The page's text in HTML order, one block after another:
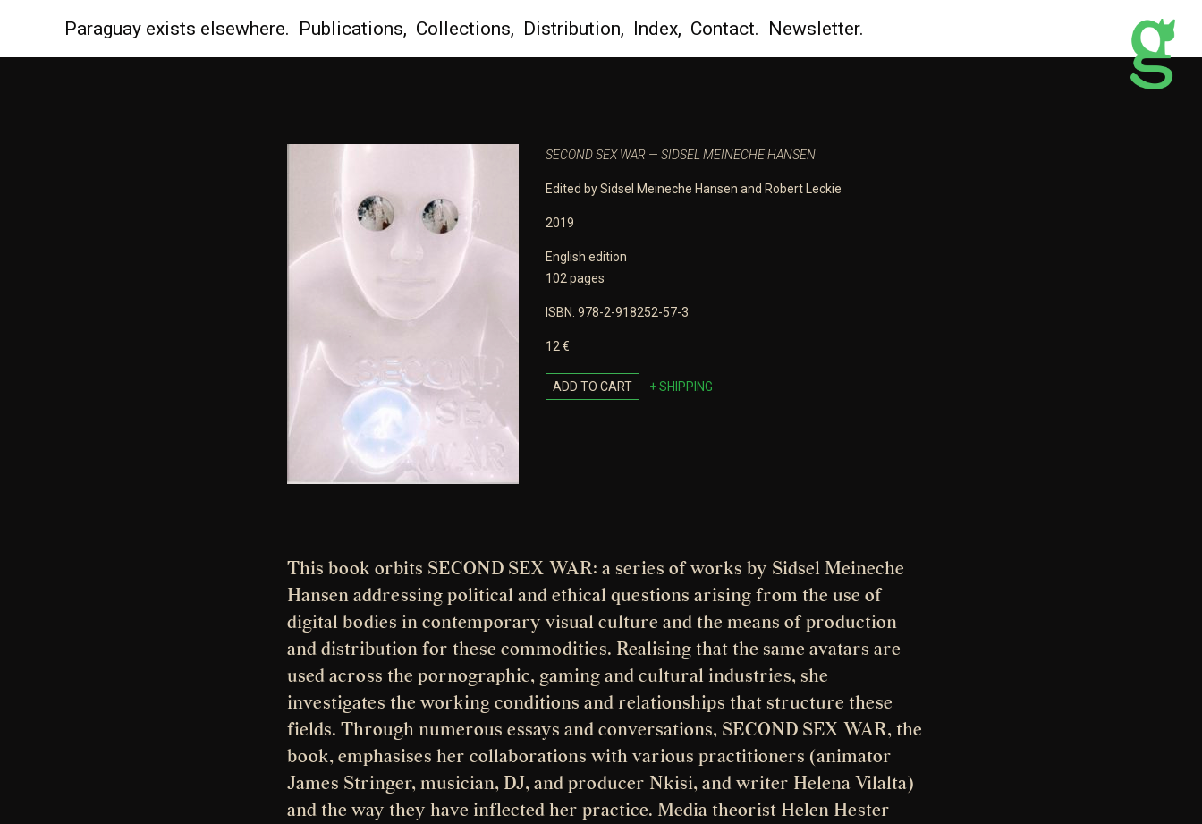
Paraguay exists elsewhere. Publications, Collections, Distribution, Index, Contact. Newsletter.
SECOND SEX WAR — SIDSEL MEINECHE HANSEN
Edited by Sidsel Meineche Hansen and Robert Leckie
2019
English edition
102 pages
ISBN: 978-2-918252-57-3
12 €
ADD TO CART + SHIPPING
This book orbits SECOND SEX WAR: a series of works by Sidsel Meineche
Hansen addressing political and ethical questions arising from the use of
digital bodies in contemporary visual culture and the means of production
and distribution for these commodities. Realising that the same avatars are
used across the pornographic, gaming and cultural industries, she
investigates the working conditions and relationships that structure these
fields. Through numerous essays and conversations, SECOND SEX WAR, the
book, emphasises her collaborations with various practitioners (animator
James Stringer, musician, DJ, and producer Nkisi, and writer Helena Vilalta)
and the way they have inflected her practice. Media theorist Helen Hester